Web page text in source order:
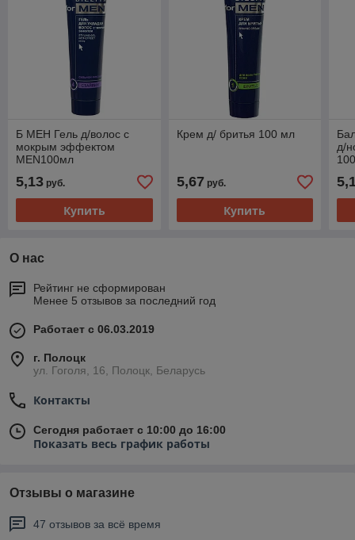
Б МЕН Гель д/волос с
мокрым эффектом
MEN100мл
5,13 руб.
Купить
Крем д/ бритья 100 мл
5,67 руб.
Купить
д/
О нас
Рейтинг не сформирован
Менее 5 отзывов за последний год
Работает с 06.03.2019
г. Полоцк
ул. Гоголя, 16, Полоцк, Беларусь
Контакты
Сегодня работает с 10:00 до 16:00
Показать весь график работы
Отзывы о магазине
47 отзывов за всё время